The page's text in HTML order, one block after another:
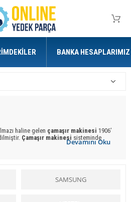
BANKA HESAPLARIMIZ
Devamını Oku
haline gelen çamaşır makinesi 1906’
Çamaşır makinesi sisteminde
döndürülmektedir ve hareket sırasında
ev hanımları evlerde su
SAMSUNG